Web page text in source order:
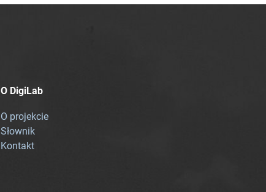
O DigiLab
O projekcie
Słownik
Kontakt